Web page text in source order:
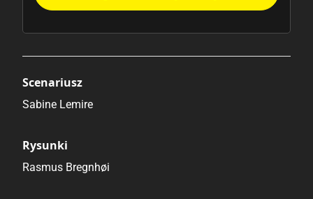
Scenariusz
Sabine Lemire
Rysunki
Rasmus Bregnhøi